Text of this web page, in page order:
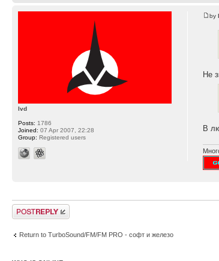
by
Не
В
lvd
Posts: 1786
Joined: 07 Apr 2007, 22:28
Group: Registered users
Post a reply
Return to TurboSound/FM/FM PRO - софт и железо